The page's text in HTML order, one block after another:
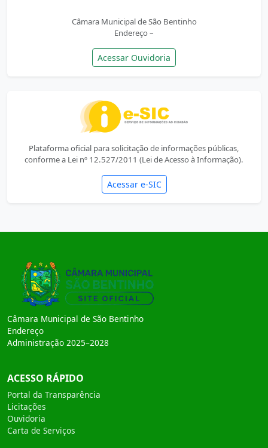
Câmara Municipal de São Bentinho
Endereço –
Acessar Ouvidoria
Plataforma oficial para solicitação de informações públicas,
conforme a Lei nº 12.527/2011 (Lei de Acesso à Informação).
Acessar e-SIC
Câmara Municipal de São Bentinho
Endereço
Administração 2025–2028
ACESSO RÁPIDO
Portal da Transparência
Licitações
Ouvidoria
Carta de Serviços